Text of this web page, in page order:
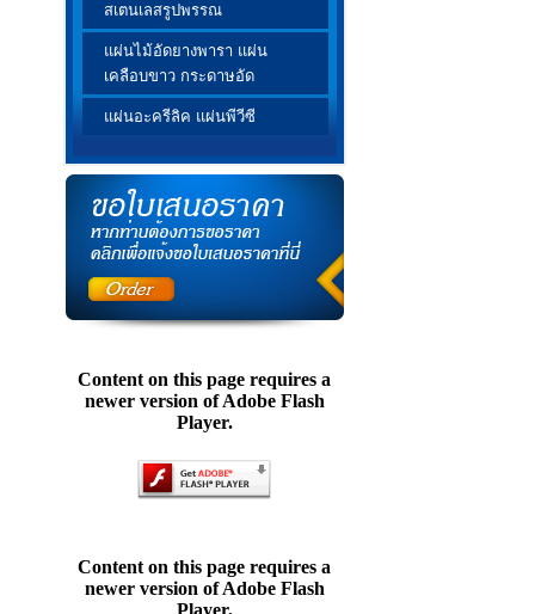
สเตนเลสรูปพรรณ
แผ่นไม้อัดยางพารา แผ่น
เคลือบขาว กระดาษอัด
แผ่นอะครีลิค แผ่นพีวีซี
Content on this page requires a
newer version of Adobe Flash
Player.
Content on this page requires a
newer version of Adobe Flash